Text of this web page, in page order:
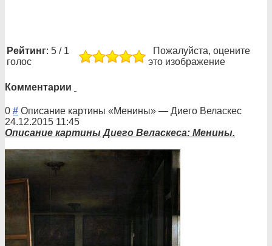
Рейтинг: 5 / 1
голос
Пожалуйста, оцените
это изображение
Комментарии
0 # Описание картины «Менины» — Диего Веласкес
24.12.2015 11:45
Описание картины Диего Веласкеса: Менины.